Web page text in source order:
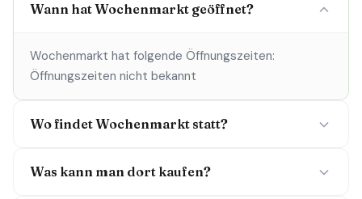
Wann hat Wochenmarkt geöffnet?
Wochenmarkt hat folgende Öffnungszeiten:
Öffnungszeiten nicht bekannt
Wo findet Wochenmarkt statt?
Was kann man dort kaufen?